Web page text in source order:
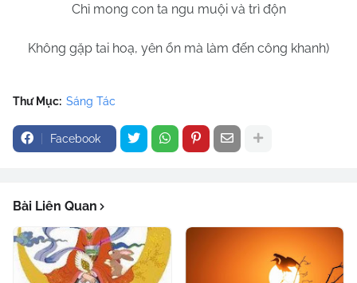
Chỉ mong con ta ngu muội và trì độn
Không gặp tai hoạ, yên ổn mà làm đến công khanh)
Thư Mục: Sáng Tác
Facebook
Bài Liên Quan